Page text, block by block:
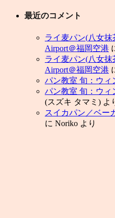
最近のコメント
ライ麦パン(八女抹
Airport＠福岡空港
ライ麦パン(八女抹
Airport＠福岡空港
パン教室 旬：ウィ
パン教室 旬：ウィ
(スズキ タマミ) よ
スイカパン／ベー
に Noriko より